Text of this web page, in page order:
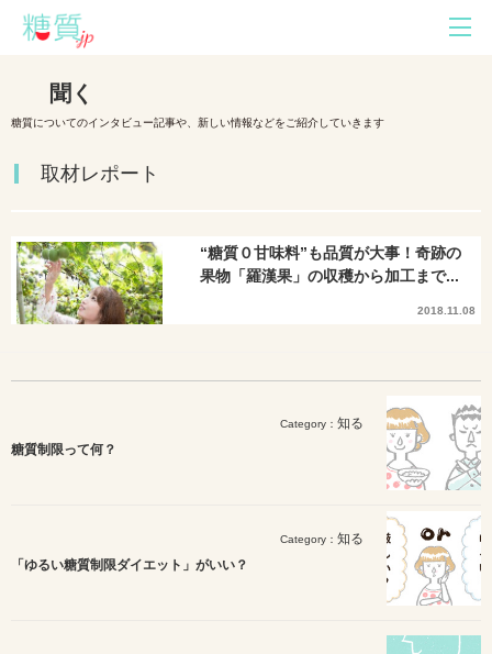
聞く
糖質についてのインタビュー記事や、新しい情報などをご紹介していきます
取材レポート
“糖質０甘味料”も品質が大事！奇跡の
果物「羅漢果」の収穫から加工まで...
2018.11.08
Category： 知る
糖質制限って何？
Category： 知る
「ゆるい糖質制限ダイエット」がいい？